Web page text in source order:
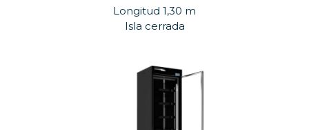
Longitud 1,30 m
Isla cerrada